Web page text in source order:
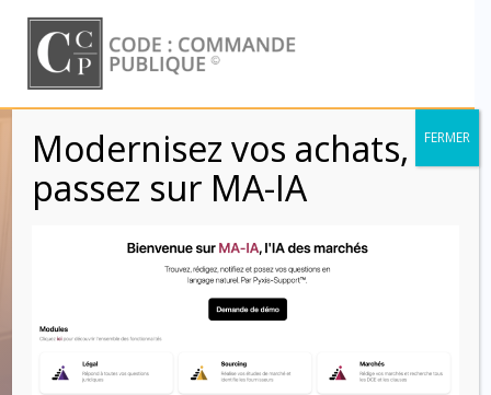
to
content
Code de la
commande
publique : une
codification à droit
Modernisez vos achats,
passez sur MA-IA
FERMER